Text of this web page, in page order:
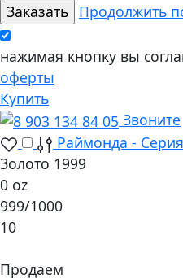
Продолжить
нажимая кнопку вы
оферты
Купить
Звоните
Раймонда -
Золото 1999
0 oz
999/1000
10
Продаем